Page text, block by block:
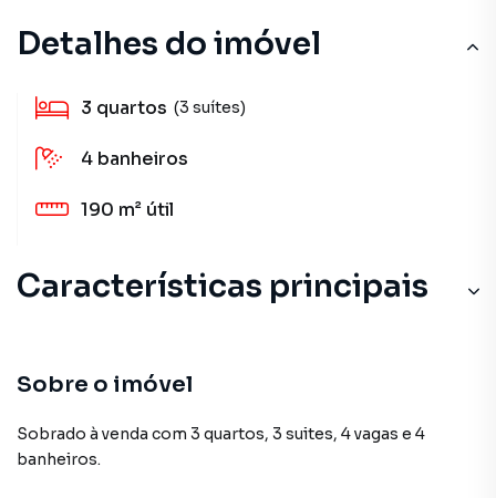
Detalhes do imóvel
3 quartos (3 suítes)
4 banheiros
190 m² útil
Características principais
Sobre o imóvel
Sobrado à venda com 3 quartos, 3 suites, 4 vagas e 4
banheiros.